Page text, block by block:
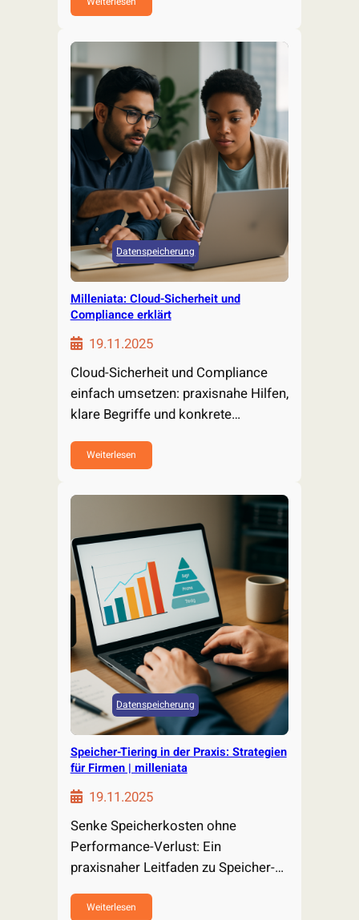
Datenspeicherung
Milleniata: Cloud-Sicherheit und
Compliance erklärt
19.11.2025
Cloud-Sicherheit und Compliance
einfach umsetzen: praxisnahe Hilfen,
klare Begriffe und konkrete
Weiterlesen
Datenspeicherung
Speicher-Tiering in der Praxis: Strategien
für Firmen | milleniata
19.11.2025
Senke Speicherkosten ohne
Performance-Verlust: Ein
praxisnaher Leitfaden zu Speicher-
Cloud-Umsetzung bis…
Weiterlesen